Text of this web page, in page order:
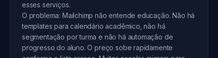
esses serviços.
O problema: Mailchimp não entende educação. Não há
templates para calendário acadêmico, não há
segmentação por turma e não há automação de
progresso do aluno. O preço sobe rapidamente